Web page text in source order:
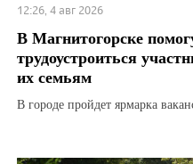
12:26, 4 авг 2026
В Магнитогорске
трудоустроиться
их семьям
В городе пройдет ярмарка